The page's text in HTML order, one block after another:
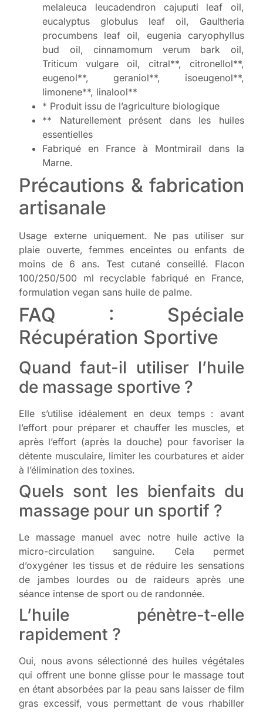
melaleuca leucadendron cajuputi leaf oil,
eucalyptus globulus leaf oil, Gaultheria
procumbens leaf oil, eugenia caryophyllus
bud oil, cinnamomum verum bark oil,
Triticum vulgare oil, citral**, citronellol**,
eugenol**, geraniol**, isoeugenol**,
limonene**, linalool**
* Produit issu de l’agriculture biologique
** Naturellement présent dans les huiles
essentielles
Fabriqué en France à Montmirail dans la
Marne.
Précautions & fabrication
artisanale
Usage externe uniquement. Ne pas utiliser sur
plaie ouverte, femmes enceintes ou enfants de
moins de 6 ans. Test cutané conseillé. Flacon
100/250/500 ml recyclable fabriqué en France,
formulation vegan sans huile de palme.
FAQ : Spéciale
Récupération Sportive
Quand faut-il utiliser l’huile
de massage sportive ?
Elle s’utilise idéalement en deux temps : avant
l’effort pour préparer et chauffer les muscles, et
après l’effort (après la douche) pour favoriser la
détente musculaire, limiter les courbatures et aider
à l’élimination des toxines.
Quels sont les bienfaits du
massage pour un sportif ?
Le massage manuel avec notre huile active la
micro-circulation sanguine. Cela permet
d’oxygéner les tissus et de réduire les sensations
de jambes lourdes ou de raideurs après une
séance intense de sport ou de randonnée.
L’huile pénètre-t-elle
rapidement ?
Oui, nous avons sélectionné des huiles végétales
qui offrent une bonne glisse pour le massage tout
en étant absorbées par la peau sans laisser de film
gras excessif, vous permettant de vous rhabiller